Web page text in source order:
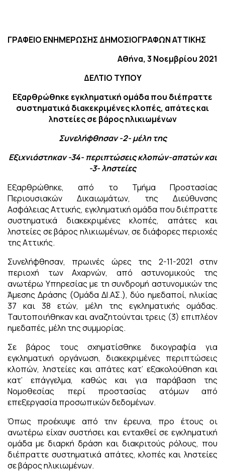
ΓΡΑΦΕΙΟ ΕΝΗΜΕΡΩΣΗΣ ΔΗΜΟΣΙΟΓΡΑΦΩΝ ΑΤΤΙΚΗΣ
Αθήνα, 3 Νοεμβρίου 2021
ΔΕΛΤΙΟ ΤΥΠΟΥ
Εξαρθρώθηκε εγκληματική ομάδα που διέπραττε
συστηματικά διακεκριμένες κλοπές, απάτες και
ληστείες σε βάρος ηλικιωμένων
Συνελήφθησαν -2- μέλη της
Εξιχνιάστηκαν -34- περιπτώσεις κλοπών-απατών και
-3- ληστείες
Εξαρθρώθηκε, από το Τμήμα Προστασίας
Περιουσιακών Δικαιωμάτων, της Διεύθυνσης
Ασφάλειας Αττικής, εγκληματική ομάδα που διέπραττε
συστηματικά διακεκριμένες κλοπές, απάτες και
ληστείες σε βάρος ηλικιωμένων, σε διάφορες περιοχές
της Αττικής.
Συνελήφθησαν, πρωινές ώρες της 2-11-2021 στην
περιοχή των Αχαρνών, από αστυνομικούς της
ανωτέρω Υπηρεσίας με τη συνδρομή αστυνομικών της
Άμεσης Δράσης (Ομάδα ΔΙ.ΑΣ.), δύο ημεδαποί, ηλικίας
37 και 38 ετών, μέλη της εγκληματικής ομάδας.
Ταυτοποιήθηκαν και αναζητούνται τρεις (3) επιπλέον
ημεδαπές, μέλη της συμμορίας.
Σε βάρος τους σχηματίσθηκε δικογραφία για
εγκληματική οργάνωση, διακεκριμένες περιπτώσεις
κλοπών, ληστείες και απάτες κατ’ εξακολούθηση και
κατ’ επάγγελμα, καθώς και για παράβαση της
Νομοθεσίας περί προστασίας ατόμων από
επεξεργασία προσωπικών δεδομένων.
Όπως προέκυψε από την έρευνα, προ έτους οι
ανωτέρω είχαν συστήσει και ενταχθεί σε εγκληματική
ομάδα με διαρκή δράση και διακριτούς ρόλους, που
διέπραττε συστηματικά απάτες, κλοπές και ληστείες
σε βάρος ηλικιωμένων.